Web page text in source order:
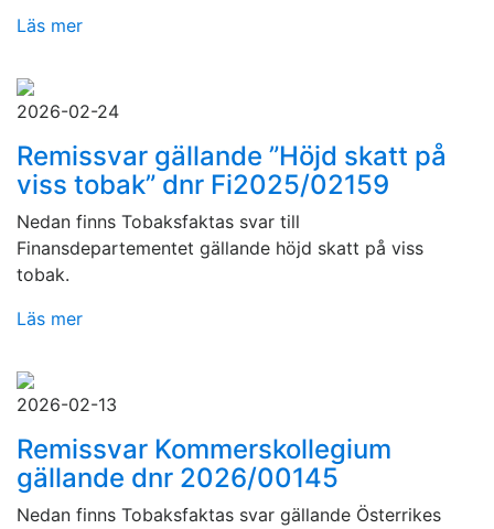
Läs mer
2026-02-24
Remissvar gällande ”Höjd skatt på
viss tobak” dnr Fi2025/02159
Nedan finns Tobaksfaktas svar till
Finansdepartementet gällande höjd skatt på viss
tobak.
Läs mer
2026-02-13
Remissvar Kommerskollegium
gällande dnr 2026/00145
Nedan finns Tobaksfaktas svar gällande Österrikes